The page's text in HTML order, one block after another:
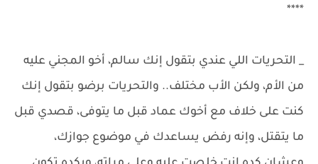
****
_ التحريات اللي عندي بتقول إنك سالم، أخو المجني عليه
من الأم، ولكن الأب مختلف.. والتحريات برضو بتقول إنك
كنت على خلاف مع أخوك عماد قبل ما يتوفى، قصدي قبل
ما يتقتل، وإنه رفض يساعدك في موضوع جوازك،